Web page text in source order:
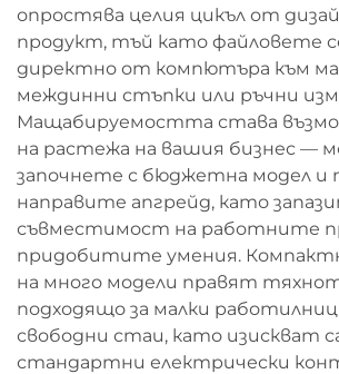
опростява целия цикъл от
продукт, тъй като файловете
директно от компютъра към
междинни стъпки или ръчни
Мащабируемостта става
на растежа на вашия бизнес —
започнете с бюджетна модел и
направите апгрейд, като
съвместимост на работните
придобитите умения.
на много модели правят
подходящо за малки
свободни стаи, като изискват
стандартни електрически